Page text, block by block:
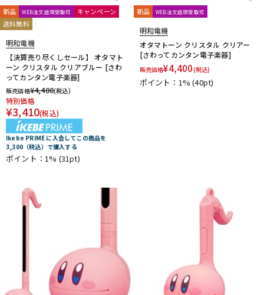
新品 WEB注文店頭受取可
キャンペーン
送料無料
明和電機
【決算売り尽くしセール】 オタマト
ーン クリスタル クリアブルー [さわ
ってカンタン電子楽器]
販売価格¥4,400(税込)
特別価格
¥3,410(税込)
Ikebe PRIME に入会してこの商品を
3,300（税込）で購入する
ポイント：1% (31pt)
新品 WEB注文店頭受取可
明和電機
オタマトーン クリスタル クリアー
[さわってカンタン電子楽器]
販売価格¥4,400(税込)
ポイント：1%(40pt)